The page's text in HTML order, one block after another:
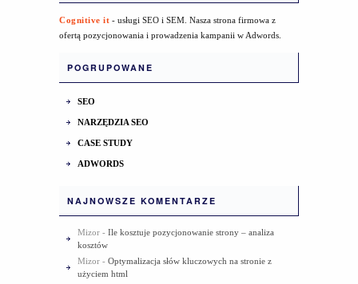
Cognitive it - usługi SEO i SEM. Nasza strona firmowa z
ofertą pozycjonowania i prowadzenia kampanii w Adwords.
POGRUPOWANE
SEO
NARZĘDZIA SEO
CASE STUDY
ADWORDS
NAJNOWSZE KOMENTARZE
Mizor - Ile kosztuje pozycjonowanie strony – analiza
kosztów
Mizor - Optymalizacja słów kluczowych na stronie z
użyciem html